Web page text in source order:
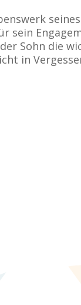
sein
Sohn die
in